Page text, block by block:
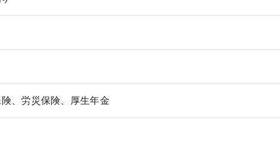
、労災保険、厚生年金